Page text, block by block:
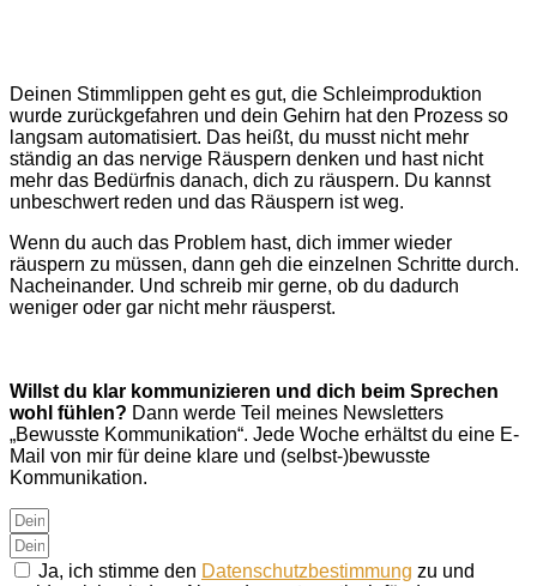
Deinen Stimmlippen geht es gut, die Schleimproduktion
wurde zurückgefahren und dein Gehirn hat den Prozess so
langsam automatisiert. Das heißt, du musst nicht mehr
ständig an das nervige Räuspern denken und hast nicht
mehr das Bedürfnis danach, dich zu räuspern. Du kannst
unbeschwert reden und das Räuspern ist weg.
Wenn du auch das Problem hast, dich immer wieder
räuspern zu müssen, dann geh die einzelnen Schritte durch.
Nacheinander. Und schreib mir gerne, ob du dadurch
weniger oder gar nicht mehr räusperst.
Willst du klar kommunizieren und dich beim Sprechen
wohl fühlen? Dann werde Teil meines Newsletters
„Bewusste Kommunikation“. Jede Woche erhältst du eine E-
Mail von mir für deine klare und (selbst-)bewusste
Kommunikation.
Ja, ich stimme den Datenschutzbestimmung zu und